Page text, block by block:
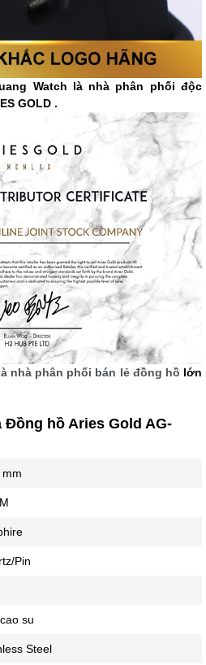
Watch là nhà phân phối độc
GOLD .
nhà phân phối bán lẻ đồng hồ lớn
hồ Aries Gold AG-
Pin
su
Steel